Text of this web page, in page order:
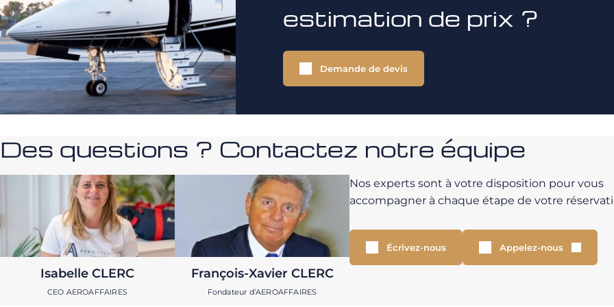
estimation de prix ?
Demande de devis
Des questions ? Contactez notre équipe
Isabelle CLERC
CEO AEROAFFAIRES
François-Xavier CLERC
Fondateur d’AEROAFFAIRES
Nos experts sont à votre disposition pour vous
accompagner à chaque étape de votre
Écrivez-nous Appelez-nous